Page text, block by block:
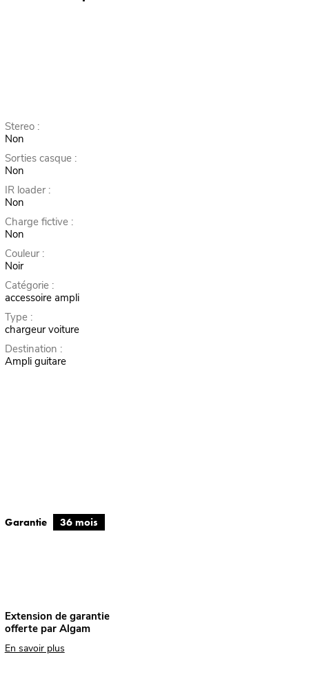
Stereo :
Non
Sorties casque :
Non
IR loader :
Non
Charge fictive :
Non
Couleur :
Noir
Catégorie :
accessoire ampli
Type :
chargeur voiture
Destination :
Ampli guitare
Garantie 36 mois
Extension de garantie
offerte par Algam
En savoir plus